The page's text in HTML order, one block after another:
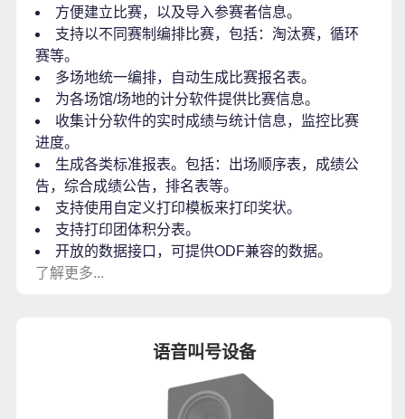
方便建立比赛，以及导入参赛者信息。
支持以不同赛制编排比赛，包括：淘汰赛，循环
赛等。
多场地统一编排，自动生成比赛报名表。
为各场馆/场地的计分软件提供比赛信息。
收集计分软件的实时成绩与统计信息，监控比赛
进度。
生成各类标准报表。包括：出场顺序表，成绩公
告，综合成绩公告，排名表等。
支持使用自定义打印模板来打印奖状。
支持打印团体积分表。
开放的数据接口，可提供ODF兼容的数据。
了解更多...
语音叫号设备